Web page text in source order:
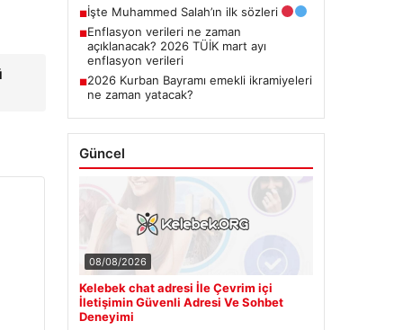
■İşte Muhammed Salah’ın ilk sözleri
■Enflasyon verileri ne zaman
açıklanacak? 2026 TÜİK mart ayı
enflasyon verileri
■2026 Kurban Bayramı emekli ikramiyeleri
ne zaman yatacak?
Güncel
08/08/2026
Kelebek chat adresi İle Çevrim içi
İletişimin Güvenli Adresi Ve Sohbet
Deneyimi